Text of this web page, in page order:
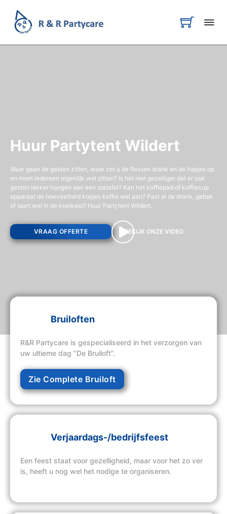
Huur Partytent Wildert
Waar gaan de gasten zitten, waar zet u de flessen drank en de hapjes op
en moet iedereen eigenlijk wel zitten? Is het niet gezelliger dat er ook
gasten lekker hangen aan een statafel? Kan het koffiepad of koffiecup
apparaat de hoeveelheid kopjes koffie wel aan? Past al de drank, gebak
of taart wel in de koelkast? Huur Partytent Wildert.
VRAAG OFFERTE BEKIJK ONZE VIDEO
Bruiloften
R&R Partycare is gespecialiseerd in het verzorgen van
uw ultieme dag “De Bruiloft”.
Zie Complete Bruiloft
Verjaardags-/bedrijfsfeest
Een feest staat voor gezelligheid, maar voor het zo ver
is, heeft u nog wel het nodige te organiseren.